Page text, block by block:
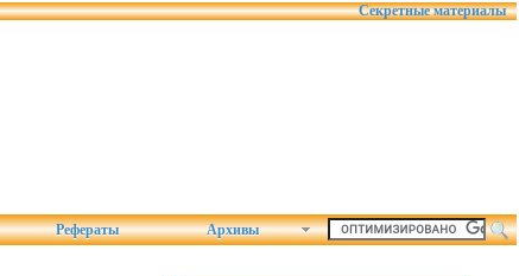
Секретные материалы
Рефераты Архивы